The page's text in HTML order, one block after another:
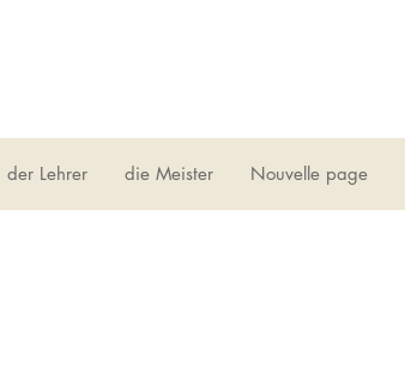
der Lehrer die Meister Nouvelle page